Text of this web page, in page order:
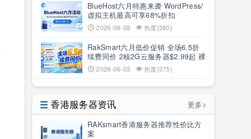
BlueHost六月特惠来袭 WordPress/
虚拟主机最高可享68%折扣
2026-06-08 热度{380}
RakSmart六月低价促销 全场6.5折
续费同价 2核2G云服务器$2.99起 裸
机云买1送1
2026-06-03 热度{375}
香港服务器资讯
更多>
RAKsmart香港服务器推荐性价比方
案